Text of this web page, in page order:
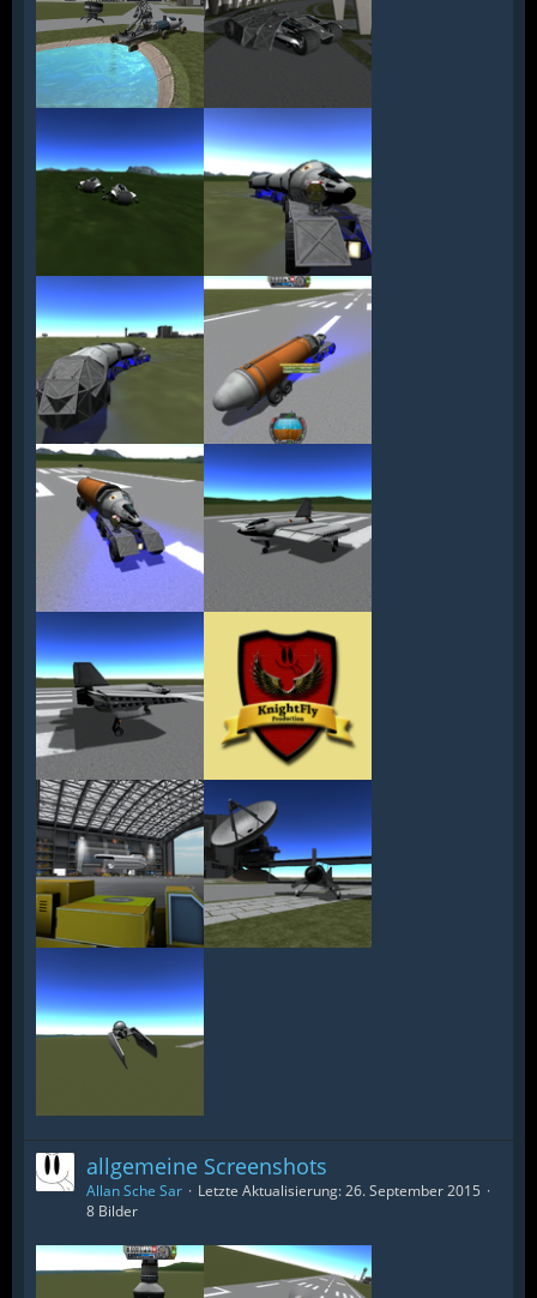
allgemeine Screenshots
Allan Sche Sar Letzte Aktualisierung:26. September 2015
8 Bilder